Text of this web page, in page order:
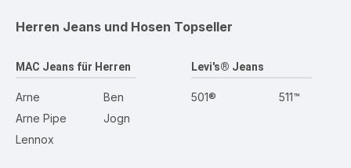
Herren Jeans und Hosen Topseller
MAC Jeans für Herren
Arne
Arne Pipe
Lennox
Ben
Jogn
Levi's® Jeans
501® 511™